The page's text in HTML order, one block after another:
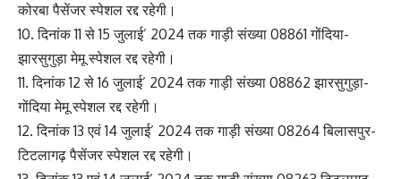
कोरबा पैसेंजर स्पेशल रद्द रहेगी।
10. दिनांक 11 से 15 जुलाई’ 2024 तक गाड़ी संख्या 08861 गोंदिया-
झारसुगुड़ा मेमू स्पेशल रद्द रहेगी।
11. दिनांक 12 से 16 जुलाई’ 2024 तक गाड़ी संख्या 08862 झारसुगुड़ा-
गोंदिया मेमू स्पेशल रद्द रहेगी।
12. दिनांक 13 एवं 14 जुलाई’ 2024 तक गाड़ी संख्या 08264 बिलासपुर-
टिटलागढ़ पैसेंजर स्पेशल रद्द रहेगी।